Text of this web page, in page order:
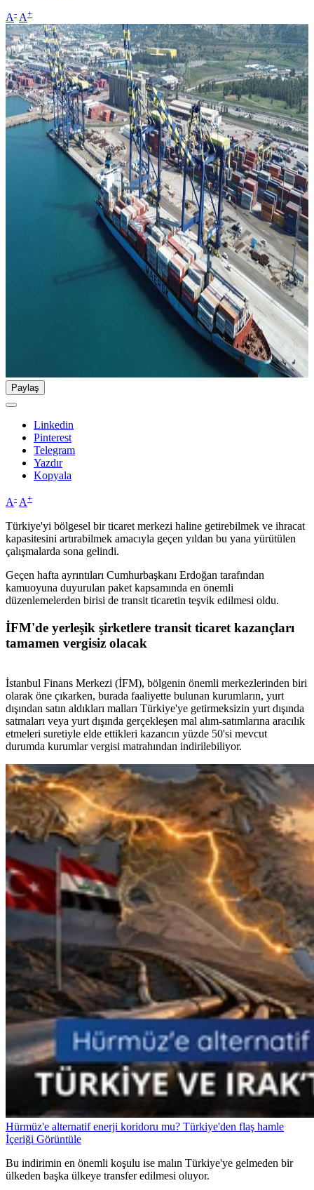
A- A+
Paylaş
Linkedin
Pinterest
Telegram
Yazdır
Kopyala
A- A+
Türkiye'yi bölgesel bir ticaret merkezi haline getirebilmek ve ihracat
kapasitesini artırabilmek amacıyla geçen yıldan bu yana yürütülen
çalışmalarda sona gelindi.
Geçen hafta ayrıntıları Cumhurbaşkanı Erdoğan tarafından
kamuoyuna duyurulan paket kapsamında en önemli
düzenlemelerden birisi de transit ticaretin teşvik edilmesi oldu.
İFM'de yerleşik şirketlere transit ticaret kazançları
tamamen vergisiz olacak
İstanbul Finans Merkezi (İFM), bölgenin önemli merkezlerinden biri
olarak öne çıkarken, burada faaliyette bulunan kurumların, yurt
dışından satın aldıkları malları Türkiye'ye getirmeksizin yurt dışında
satmaları veya yurt dışında gerçekleşen mal alım-satımlarına aracılık
etmeleri suretiyle elde ettikleri kazancın yüzde 50'si mevcut
durumda kurumlar vergisi matrahından indirilebiliyor.
Hürmüz'e alternatif enerji koridoru mu? Türkiye'den flaş hamle
İçeriği Görüntüle
Bu indirimin en önemli koşulu ise malın Türkiye'ye gelmeden bir
ülkeden başka ülkeye transfer edilmesi oluyor.